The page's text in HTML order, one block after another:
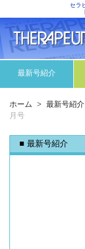
セラ
最新号紹介
ホーム 最新号紹介
月号
最新号紹介